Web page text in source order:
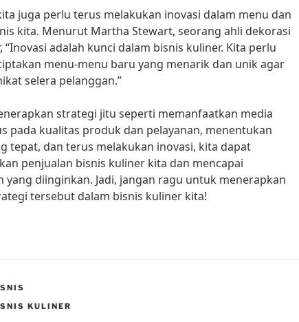
juga perlu terus melakukan inovasi dalam menu dan
kita. Menurut Martha Stewart, seorang ahli dekorasi
“Inovasi adalah kunci dalam bisnis kuliner. Kita perlu
menu-menu baru yang menarik dan unik agar
selera pelanggan.”
strategi jitu seperti memanfaatkan media
pada kualitas produk dan pelayanan, menentukan
tepat, dan terus melakukan inovasi, kita dapat
penjualan bisnis kuliner kita dan mencapai
yang diinginkan. Jadi, jangan ragu untuk menerapkan
tersebut dalam bisnis kuliner kita!
KULINER